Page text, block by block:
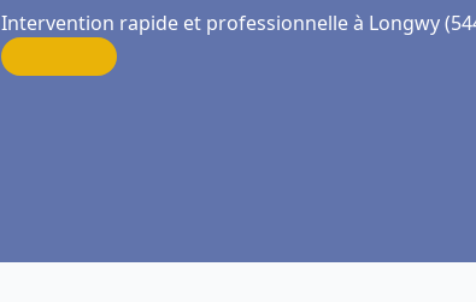
Intervention rapide et professionnelle à Longwy